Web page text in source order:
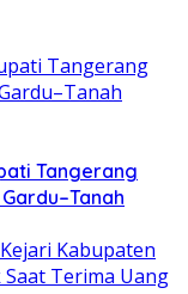
Tangerang